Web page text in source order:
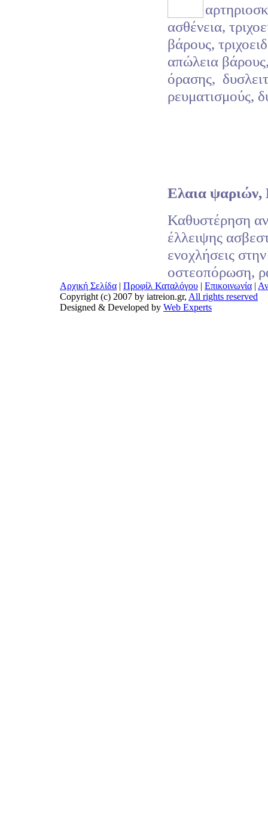
ασθένεια,
βάρους,
απώλεια
όρασης,
ρευματισμούς,
Ελαια
Καθυστέρηση
έλλειψης
ενοχλήσεις
οστεοπόρωση,
Αρχική Σελίδα | Προφίλ Καταλόγου | Επικοινωνία |
Copyright (c) 2007 by iatreion.gr, All rights reserved
Designed & Developed by Web Experts